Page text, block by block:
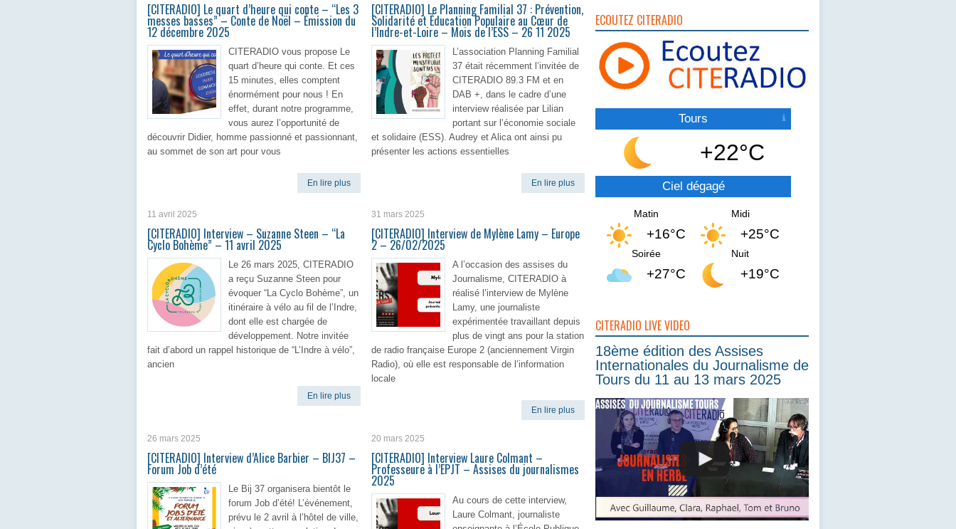
[CITERADIO] Le quart d’heure qui conte – “Les 3
messes basses” – Conte de Noël – Émission du
12 décembre 2025
CITERADIO vous propose Le
quart d’heure qui conte. Et ces
15 minutes, elles comptent
énormément pour nous ! En
effet, durant notre programme,
vous aurez l’opportunité de
découvrir Didier, homme passionné et passionnant,
au sommet de son art pour vous
En lire plus
[CITERADIO] Le Planning Familial 37 : Prévention,
Solidarité et Éducation Populaire au Cœur de
l’Indre-et-Loire – Mois de l’ESS – 26 11 2025
L’association Planning Familial
37 était récemment l’invitée de
CITERADIO 89.3 FM et en
DAB +, dans le cadre d’une
interview réalisée par Lilian
portant sur l’économie sociale
et solidaire (ESS). Audrey et Alica ont ainsi pu
présenter les actions essentielles
En lire plus
11 avril 2025
[CITERADIO] Interview – Suzanne Steen – “La
Cyclo Bohème” – 11 avril 2025
Le 26 mars 2025, CITERADIO
a reçu Suzanne Steen pour
évoquer “La Cyclo Bohème”, un
itinéraire à vélo au fil de l’Indre,
dont elle est chargée de
développement. Notre invitée
fait d’abord un rappel historique de “L’Indre à vélo”,
ancien
En lire plus
31 mars 2025
[CITERADIO] Interview de Mylène Lamy – Europe
2 – 26/02/2025
A l’occasion des assises du
Journalisme, CITERADIO à
réalisé l’interview de Mylène
Lamy, une journaliste
expérimentée travaillant depuis
plus de vingt ans pour la station
de radio française Europe 2 (anciennement Virgin
Radio), où elle est responsable de l’information
locale
En lire plus
26 mars 2025
[CITERADIO] Interview d’Alice Barbier – BIJ37 –
Forum Job d’été
Le Bij 37 organisera bientôt le
forum Job d’été! L’événement,
prévu le 2 avril à l’hôtel de ville,
20 mars 2025
[CITERADIO] Interview Laure Colmant –
Professeure à l’EPJT – Assises du journalismes
2025
Au cours de cette interview,
Laure Colmant, journaliste
ECOUTEZ CITERADIO
Tours
+22°C
Ciel dégagé
Matin
+16°C
Midi
+25°C
Soirée
+27°C
Nuit
+19°C
CITERADIO LIVE VIDEO
18ème édition des Assises
Internationales du Journalisme de
Tours du 11 au 13 mars 2025